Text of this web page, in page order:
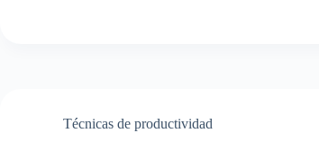
Técnicas de productividad